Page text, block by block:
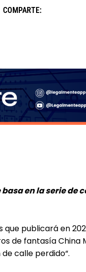
COMPARTE:
en la serie de
que publicará en
de fantasía China
calle perdido“.